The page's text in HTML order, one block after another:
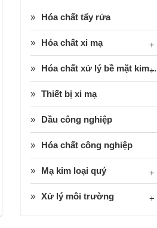
Hóa chất tẩy rửa
Hóa chất xi mạ +
Hóa chất xử lý bề mặt kim...
+
Thiết bị xi mạ
Dầu công nghiệp
Hóa chất công nghiệp
Mạ kim loại quý +
Xử lý môi trường +